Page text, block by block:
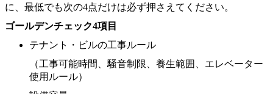
に、最低でも次の4点だけは必ず押さえてください。
ゴールデンチェック4項目
テナント・ビルの工事ルール
（工事可能時間、騒音制限、養生範囲、エレベーター
使用ルール）